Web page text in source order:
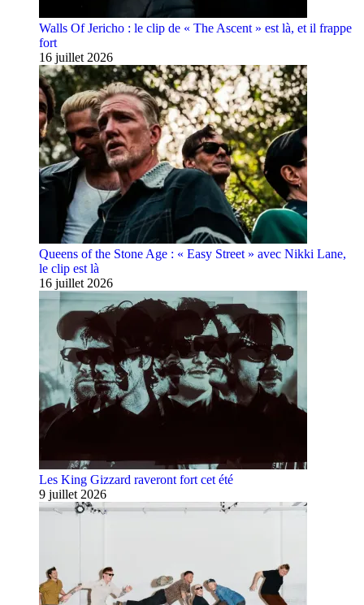
Walls Of Jericho : le clip de « The Ascent » est là, et il frappe
fort
16 juillet 2026
Queens of the Stone Age : « Easy Street » avec Nikki Lane,
le clip est là
16 juillet 2026
Les King Gizzard raveront fort cet été
9 juillet 2026